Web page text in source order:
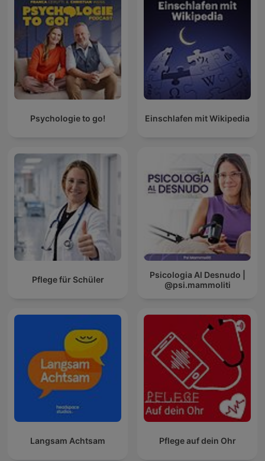
Psychologie to go! Einschlafen mit Wikipedia
Pflege für Schüler
Psicologia Al Desnudo |
@psi.mammoliti
Langsam Achtsam Pflege auf dein Ohr